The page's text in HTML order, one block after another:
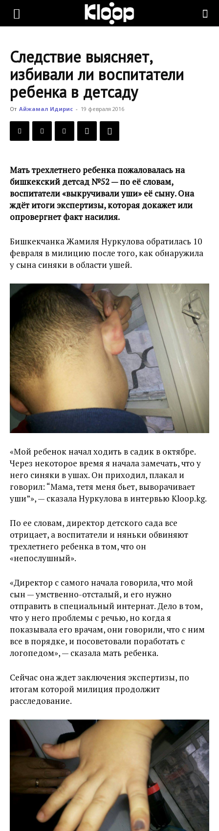
KLOOP.KG
Новости
Кыргызстана
Следствие выясняет,
избивали ли воспитатели
ребенка в детсаду
От Айжамал Идирис - 19 февраля 2016
Мать трехлетнего ребенка пожаловалась на
бишкекский детсад №52 — по её словам,
воспитатели «выкручивали уши» её сыну. Она
ждёт итоги экспертизы, которая докажет или
опровергнет факт насилия.
Бишкекчанка Жамиля Нуркулова обратилась 10
февраля в милицию после того, как обнаружила
у сына синяки в области ушей.
«Мой ребенок начал ходить в садик в октябре.
Через некоторое время я начала замечать, что у
него синяки в ушах. Он приходил, плакал и
говорил: “Мама, тетя меня бьет, выворачивает
уши”», — сказала Нуркулова в интервью Kloop.kg.
По ее словам, директор детского сада все
отрицает, а воспитатели и няньки обвиняют
трехлетнего ребенка в том, что он
«непослушный».
«Директор с самого начала говорила, что мой
сын — умственно-отсталый, и его нужно
отправить в специальный интернат. Дело в том,
что у него проблемы с речью, но когда я
показывала его врачам, они говорили, что с ним
все в порядке, и посоветовали поработать с
логопедом», — сказала мать ребенка.
Сейчас она ждет заключения экспертизы, по
итогам которой милиция продолжит
расследование.